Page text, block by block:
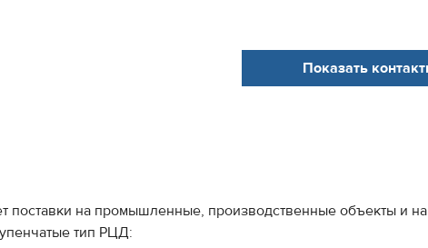
Показать
на промышленные, производственные объекты и на
тип РЦД: